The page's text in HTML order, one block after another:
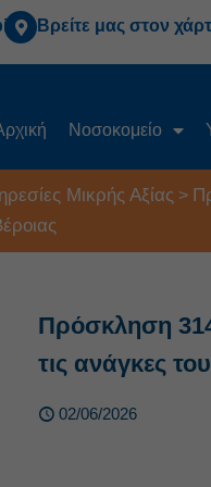
Βρείτε μας στον
Νοσοκομείο
Μικρής Αξίας >
Πρόσκληση
τις ανάγκες
02/06/2026